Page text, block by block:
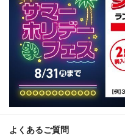
よくあるご質問